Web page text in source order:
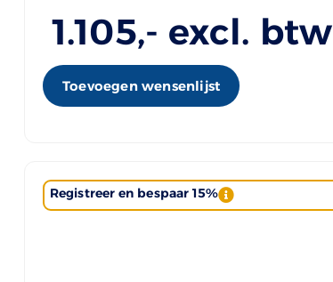
1.105,- excl. btw
Toevoegen wensenlijst
Registreer en bespaar 15%